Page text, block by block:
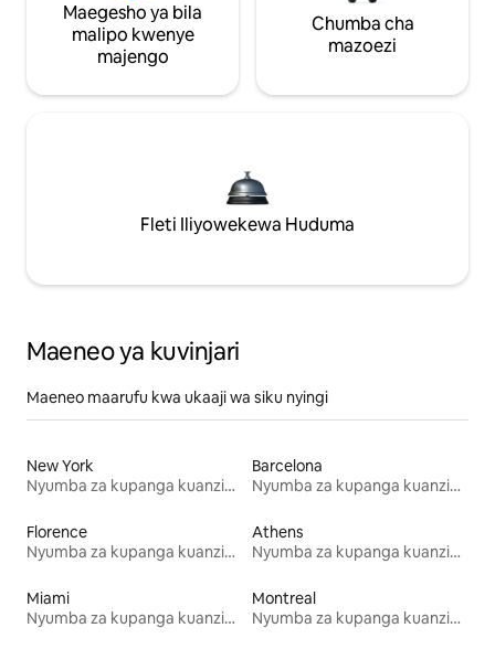
Maegesho ya bila
malipo kwenye
majengo
Chumba cha
mazoezi
Fleti Iliyowekewa Huduma
Maeneo ya kuvinjari
Maeneo maarufu kwa ukaaji wa siku nyingi
New York
Nyumba za kupanga kuanzia mwezi mmoja
Barcelona
Nyumba za kupanga kuanzia mwezi mmoja
Florence
Nyumba za kupanga kuanzia mwezi mmoja
Athens
Nyumba za kupanga kuanzia mwezi mmoja
Miami
Nyumba za kupanga kuanzia mwezi mmoja
Montreal
Nyumba za kupanga kuanzia mwezi mmoja